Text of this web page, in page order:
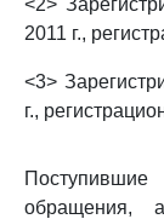
<2>
2011 г.,
<3>
г.,
обращения,